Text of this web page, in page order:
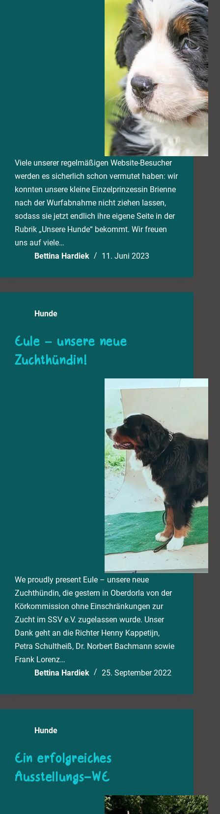
Viele unserer regelmäßigen Website-Besucher
werden es sicherlich schon vermutet haben: wir
konnten unsere kleine Einzelprinzessin Brienne
nach der Wurfabnahme nicht ziehen lassen,
sodass sie jetzt endlich ihre eigene Seite in der
Rubrik „Unsere Hunde“ bekommt. Wir freuen
uns auf viele…
Bettina Hardiek
11. Juni 2023
Hunde
Eule – unsere neue
Zuchthündin!
We proudly present Eule – unsere neue
Zuchthündin, die gestern in Oberdorla von der
Körkommission ohne Einschränkungen zur
Zucht im SSV e.V. zugelassen wurde. Unser
Dank geht an die Richter Henny Kappetijn,
Petra Schultheiß, Dr. Norbert Bachmann sowie
Frank Lorenz…
Bettina Hardiek
25. September 2022
Hunde
Ein erfolgreiches
Ausstellungs-WE